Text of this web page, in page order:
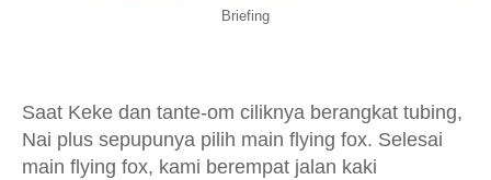
Briefing
Saat Keke dan tante-om ciliknya berangkat tubing,
Nai plus sepupunya pilih main flying fox. Selesai
main flying fox, kami berempat jalan kaki